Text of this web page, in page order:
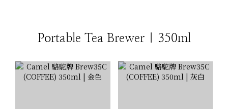
Portable Tea Brewer | 350ml